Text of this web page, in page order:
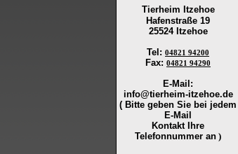
Tierheim Itzehoe
Hafenstraße 19
25524 Itzehoe
Tel : 04821 94200
Fax: 04821 94290
E-Mail:
info@tierheim-itzehoe.de
( Bitte geben Sie bei jedem
E-Mail
Kontakt Ihre
Telefonnummer an )